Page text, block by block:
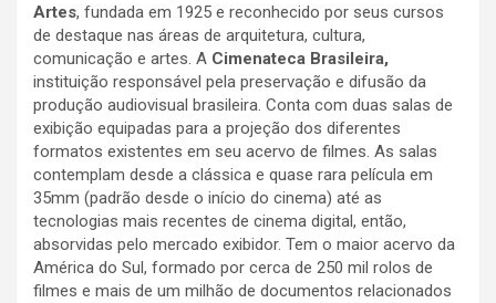
Artes, fundada em 1925 e reconhecido por seus cursos
de destaque nas áreas de arquitetura, cultura,
comunicação e artes. A Cimenateca Brasileira,
instituição responsável pela preservação e difusão da
produção audiovisual brasileira. Conta com duas salas de
exibição equipadas para a projeção dos diferentes
formatos existentes em seu acervo de filmes. As salas
contemplam desde a clássica e quase rara película em
35mm (padrão desde o início do cinema) até as
tecnologias mais recentes de cinema digital, então,
absorvidas pelo mercado exibidor. Tem o maior acervo da
América do Sul, formado por cerca de 250 mil rolos de
filmes e mais de um milhão de documentos relacionados